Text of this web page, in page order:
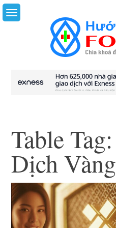
Skip
to
Table Tag:
Dịch Vàng